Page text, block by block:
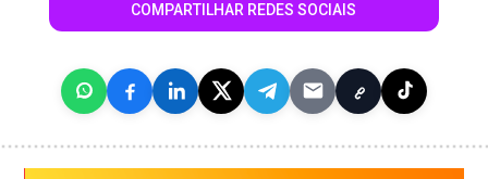
COMPARTILHAR REDES SOCIAIS